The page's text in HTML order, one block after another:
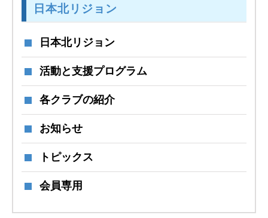
日本北リジョン
日本北リジョン
活動と支援プログラム
各クラブの紹介
お知らせ
トピックス
会員専用